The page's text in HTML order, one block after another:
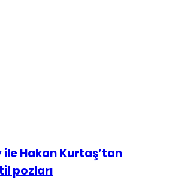
Hakan Kurtaş’tan
pozları